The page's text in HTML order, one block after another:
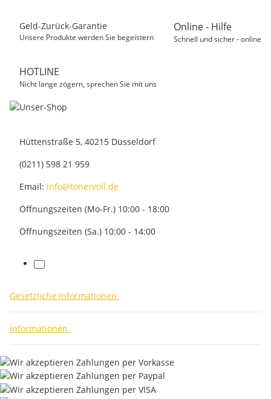
Geld-Zurück-Garantie
Unsere Produkte werden Sie begeistern
Online - Hilfe
Schnell und sicher - online
HOTLINE
Nicht lange zögern, sprechen Sie mit uns
Hüttenstraße 5, 40215 Düsseldorf
(0211) 598 21 959
Email: info@tonervoll.de
Öffnungszeiten (Mo-Fr.) 10:00 - 18:00
Öffnungszeiten (Sa.) 10:00 - 14:00
facebook
Gesetzliche Informationen
Informationen